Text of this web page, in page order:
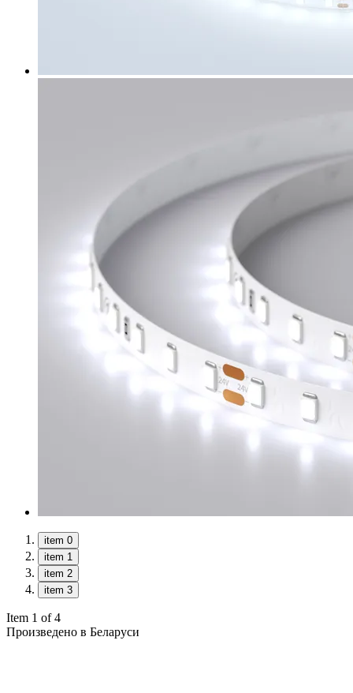
item 0
item 1
item 2
item 3
Item 1 of 4
Произведено в Беларуси